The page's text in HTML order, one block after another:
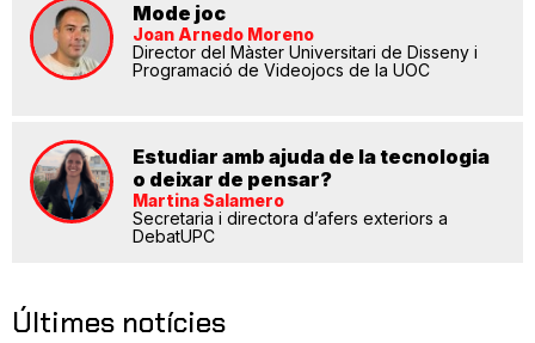
Mode joc
Joan Arnedo Moreno
Director del Màster Universitari de Disseny i
Programació de Videojocs de la UOC
Estudiar amb ajuda de la tecnologia
o deixar de pensar?
Martina Salamero
Secretaria i directora d’afers exteriors a
DebatUPC
Últimes notícies